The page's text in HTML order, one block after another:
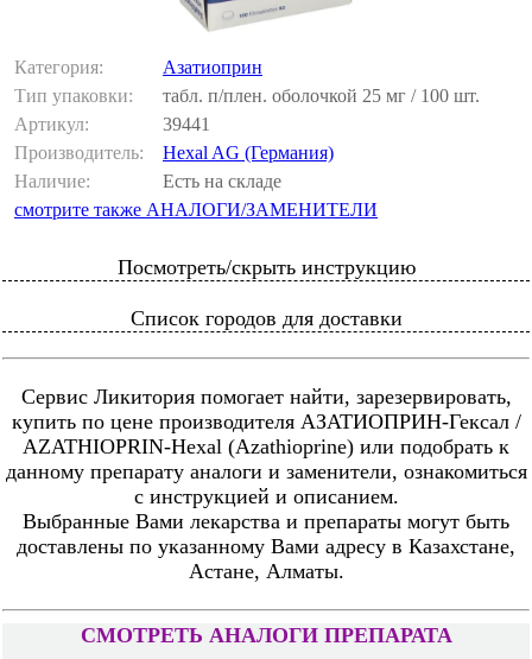
Категория:
Азатиоприн
Тип упаковки:
табл. п/плен. оболочкой 25 мг / 100 шт.
Артикул:
39441
Производитель:
Hexal AG (Германия)
Наличие:
Есть на складе
смотрите также АНАЛОГИ/ЗАМЕНИТЕЛИ
Посмотреть/скрыть инструкцию
Список городов для доставки
Сервис Ликитория помогает найти, зарезервировать,
купить по цене производителя АЗАТИОПРИН-Гексал /
AZATHIOPRIN-Hexal (Azathioprine) или подобрать к
данному препарату аналоги и заменители, ознакомиться
с инструкцией и описанием.
Выбранные Вами лекарства и препараты могут быть
доставлены по указанному Вами адресу в Казахстане,
Астане, Алматы.
СМОТРЕТЬ АНАЛОГИ ПРЕПАРАТА